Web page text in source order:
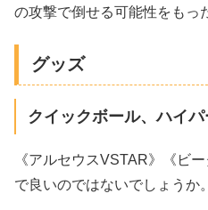
の攻撃で倒せる可能性をもっ
グッズ
クイックボール、ハイ
《アルセウスVSTAR》《ビ
で良いのではないでしょうか。